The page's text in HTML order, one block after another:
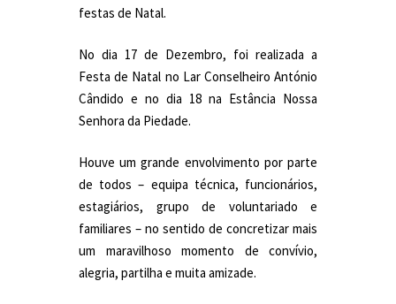
festas de Natal.
No dia 17 de Dezembro, foi realizada a
Festa de Natal no Lar Conselheiro António
Cândido e no dia 18 na Estância Nossa
Senhora da Piedade.
Houve um grande envolvimento por parte
de todos – equipa técnica, funcionários,
estagiários, grupo de voluntariado e
familiares – no sentido de concretizar mais
um maravilhoso momento de convívio,
alegria, partilha e muita amizade.